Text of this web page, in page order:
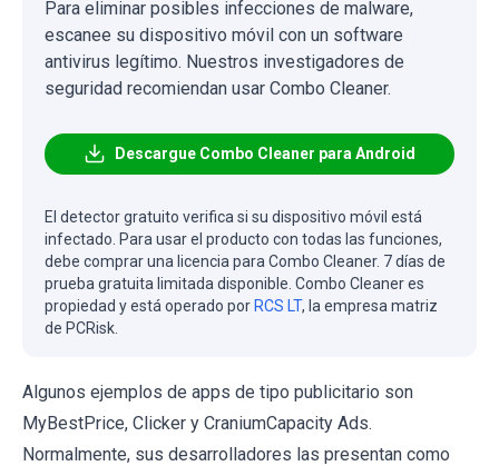
Para eliminar posibles infecciones de malware,
escanee su dispositivo móvil con un software
antivirus legítimo. Nuestros investigadores de
seguridad recomiendan usar Combo Cleaner.
Descargue Combo Cleaner para Android
El detector gratuito verifica si su dispositivo móvil está
infectado. Para usar el producto con todas las funciones,
debe comprar una licencia para Combo Cleaner. 7 días de
prueba gratuita limitada disponible. Combo Cleaner es
propiedad y está operado por RCS LT, la empresa matriz
de PCRisk.
Algunos ejemplos de apps de tipo publicitario son
MyBestPrice, Clicker y CraniumCapacity Ads.
Normalmente, sus desarrolladores las presentan como